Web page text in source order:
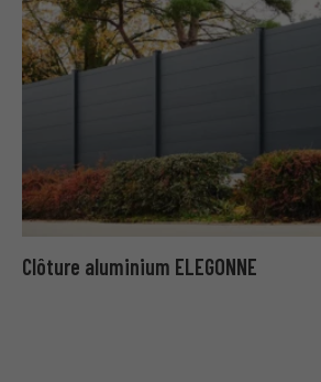
Clôture aluminium ELEGONNE